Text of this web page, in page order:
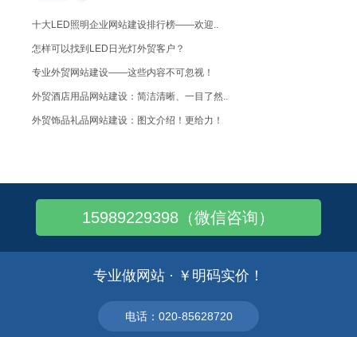
十大LED照明企业网站建设排行榜——欢迎..
怎样可以找到LED日光灯外贸客户？
专业外贸网站建设——这些内容不可忽视！
外贸酒店用品网站建设：简洁清晰、一目了然..
外贸饰品礼品网站建设：图文介绍！更给力！
好像我国的模具外贸发展受制约了，这是为什..
一个网站具备怎样的条件可以留得住客户？
15989229398（微信咨询）
专业做网站 · ￥明码实价！
电话：020-85628720